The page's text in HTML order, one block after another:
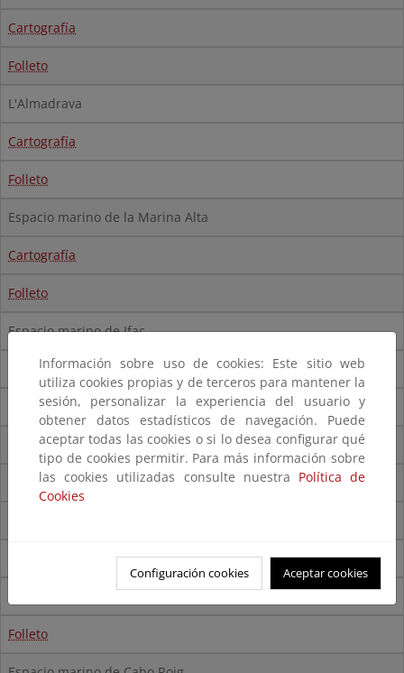
Cartografía
Folleto
L'Almadrava
Cartografía
Folleto
Espacio marino de la Marina Alta
Cartografía
Folleto
Espacio marino de Ifac
Cartografía
Folleto
Espacio marino Cabo de les Hortes
Cartografía
Espacio marino de Tabarca
Folleto
Información sobre uso de cookies: Este sitio web
utiliza cookies propias y de terceros para mantener la
sesión, personalizar la experiencia del usuario y
obtener datos estadísticos de navegación. Puede
aceptar todas las cookies o si lo desea configurar qué
tipo de cookies permitir. Para más información sobre
las cookies utilizadas consulte nuestra Política de
Cookies
Configuración cookies Aceptar cookies